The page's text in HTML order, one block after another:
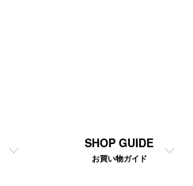
SHOP GUIDE
お買い物ガイド